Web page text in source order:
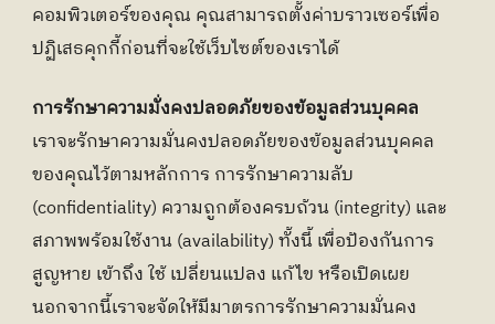
คอมพิวเตอร์ของคุณ คุณสามารถตั้งค่าบราวเซอร์เพื่อ
ปฏิเสธคุกกี้ก่อนที่จะใช้เว็บไซต์ของเราได้
การรักษาความมั่งคงปลอดภัยของข้อมูลส่วนบุคคล
เราจะรักษาความมั่นคงปลอดภัยของข้อมูลส่วนบุคคล
ของคุณไว้ตามหลักการ การรักษาความลับ
(confidentiality) ความถูกต้องครบถ้วน (integrity) และ
สภาพพร้อมใช้งาน (availability) ทั้งนี้ เพื่อป้องกันการ
สูญหาย เข้าถึง ใช้ เปลี่ยนแปลง แก้ไข หรือเปิดเผย
นอกจากนี้เราจะจัดให้มีมาตรการรักษาความมั่นคง